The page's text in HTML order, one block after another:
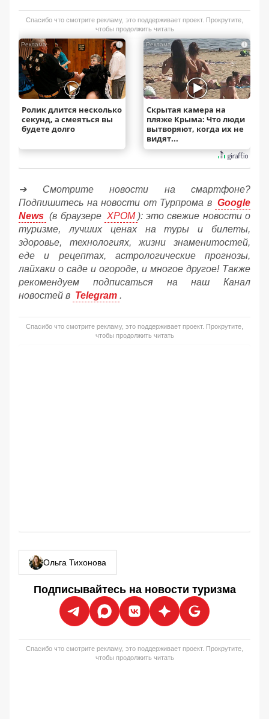
Спасибо что смотрите рекламу, это поддерживает проект. Прокрутите,
чтобы продолжить читать
i
Ролик длится несколько
секунд, а смеяться вы
будете долго
i
Скрытая камера на
пляже Крыма: Что люди
вытворяют, когда их не
видят...
➔ Смотрите новости на смартфоне?
Подпишитесь на новости от Турпрома в Google
News (в браузере ХРОМ ): это свежие новости о
туризме, лучших ценах на туры и билеты,
здоровье, технологиях, жизни знаменитостей,
еде и рецептах, астрологические прогнозы,
лайхаки о саде и огороде, и многое другое! Также
рекомендуем подписаться на наш Канал
новостей в Telegram .
Спасибо что смотрите рекламу, это поддерживает проект. Прокрутите,
чтобы продолжить читать
Ольга Тихонова
Подписывайтесь на новости туризма
Спасибо что смотрите рекламу, это поддерживает проект. Прокрутите,
чтобы продолжить читать